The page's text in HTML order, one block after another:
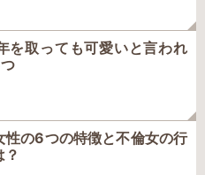
を取っても可愛いと言われ
性の6つの特徴と不倫女の行